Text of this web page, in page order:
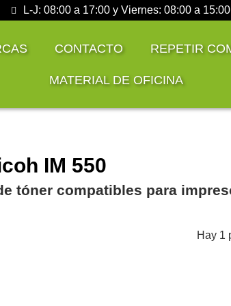
L-J: 08:00 a 17:00 y Viernes: 08:00 a 15:00
CONTACTO REPETIR
MATERIAL DE OFICINA
IM 550
tóner compatibles para
Hay 1